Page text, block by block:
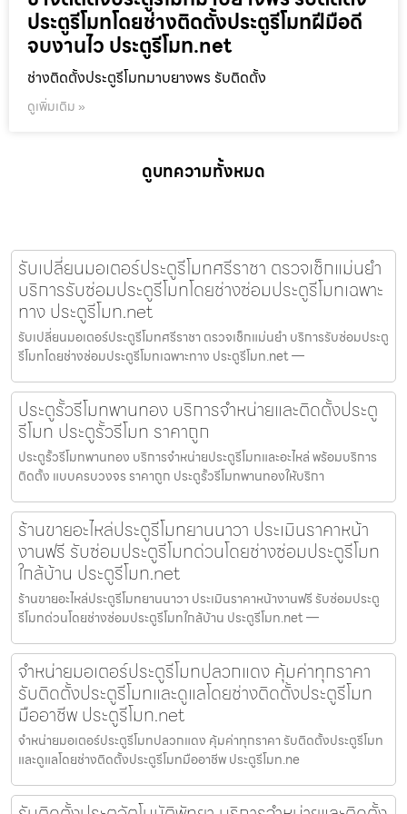
ประตูรีโมทโดยช่างติดตั้งประตูรีโมทฝีมือดี
จบงานไว ประตูรีโมท.net
ช่างติดตั้งประตูรีโมทมาบยางพร รับติดตั้ง
ดูเพิ่มเติม »
ดูบทความทั้งหมด
รับเปลี่ยนมอเตอร์ประตูรีโมทศรีราชา ตรวจเช็กแม่นยำ
บริการรับซ่อมประตูรีโมทโดยช่างซ่อมประตูรีโมทเฉพาะ
ทาง ประตูรีโมท.net
รับเปลี่ยนมอเตอร์ประตูรีโมทศรีราชา ตรวจเช็กแม่นยำ บริการรับซ่อมประตู
รีโมทโดยช่างซ่อมประตูรีโมทเฉพาะทาง ประตูรีโมท.net —
ประตูรั้วรีโมทพานทอง บริการจำหน่ายและติดตั้งประตู
รีโมท ประตูรั้วรีโมท ราคาถูก
ประตูรั้วรีโมทพานทอง บริการจำหน่ายประตูรีโมทและอะไหล่ พร้อมบริการ
ติดตั้ง แบบครบวงจร ราคาถูก ประตูรั้วรีโมทพานทองให้บริกา
ร้านขายอะไหล่ประตูรีโมทยานนาวา ประเมินราคาหน้า
งานฟรี รับซ่อมประตูรีโมทด่วนโดยช่างซ่อมประตูรีโมท
ใกล้บ้าน ประตูรีโมท.net
ร้านขายอะไหล่ประตูรีโมทยานนาวา ประเมินราคาหน้างานฟรี รับซ่อมประตู
รีโมทด่วนโดยช่างซ่อมประตูรีโมทใกล้บ้าน ประตูรีโมท.net —
จำหน่ายมอเตอร์ประตูรีโมทปลวกแดง คุ้มค่าทุกราคา
รับติดตั้งประตูรีโมทและดูแลโดยช่างติดตั้งประตูรีโมท
มืออาชีพ ประตูรีโมท.net
จำหน่ายมอเตอร์ประตูรีโมทปลวกแดง คุ้มค่าทุกราคา รับติดตั้งประตูรีโมท
และดูแลโดยช่างติดตั้งประตูรีโมทมืออาชีพ ประตูรีโมท.ne